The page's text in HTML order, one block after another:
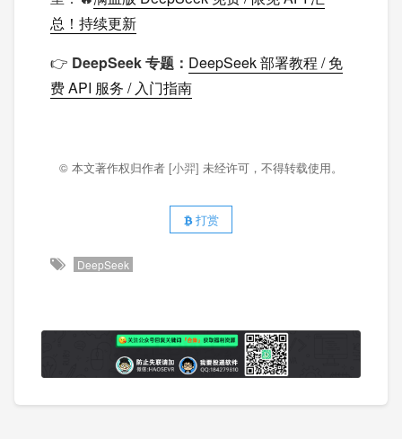
总！持续更新
👉 DeepSeek 专题： DeepSeek 部署教程 / 免
费 API 服务 / 入门指南
© 本文著作权归作者 [小羿] 未经许可，不得转载使用。
打赏
DeepSeek